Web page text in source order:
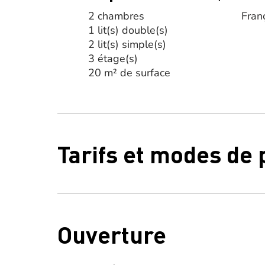
2 chambres
1 lit(s) double(s)
2 lit(s) simple(s)
3 étage(s)
20 m² de surface
Tarifs et modes de
Ouverture